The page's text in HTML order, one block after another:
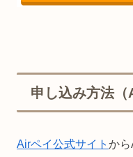
申し込み方法（
Airペイ公式サイト から